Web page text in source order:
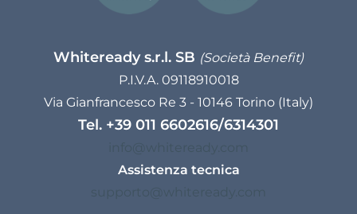
Whiteready s.r.l. SB (Società Benefit)
P.I.V.A. 09118910018
Via Gianfrancesco Re 3 - 10146 Torino (Italy)
Tel. +39 011 6602616/6314301
Assistenza tecnica